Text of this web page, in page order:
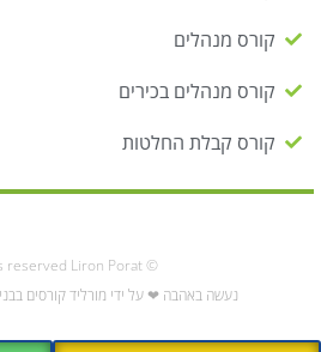
קורס מנהלים
קורס מנהלים בכירים
קורס קבלת החלטות
© All rights reserved Liron Porat
נעשה באהבה ❤ על ידי מורליד קורסים